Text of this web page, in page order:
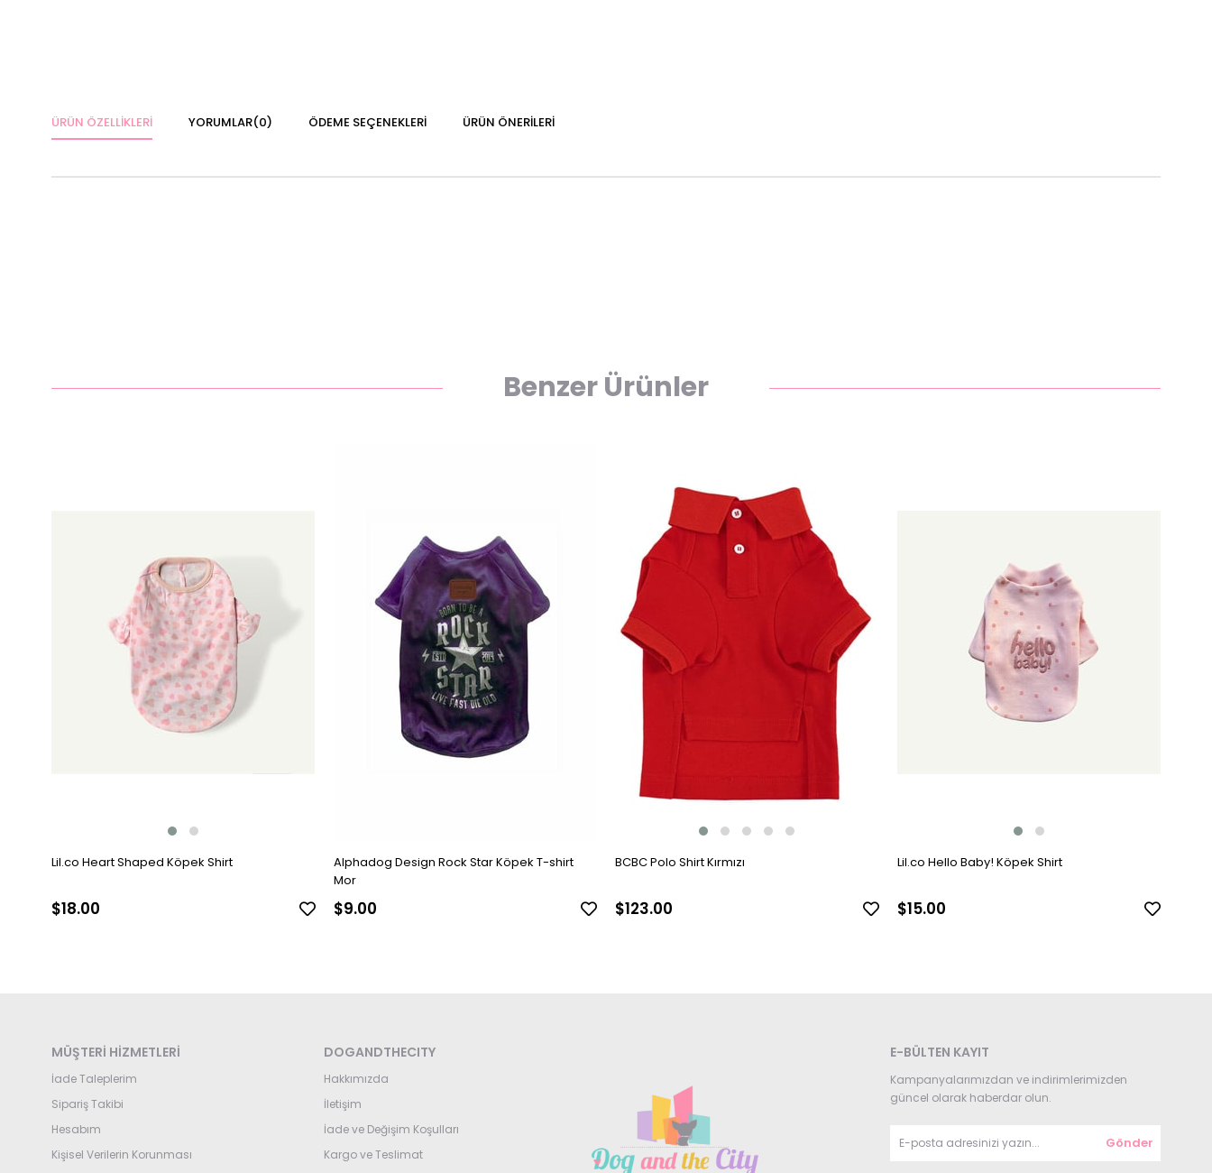
ÜRÜN ÖZELLIKLERI YORUMLAR(0) ÖDEME SEÇENEKLERI ÜRÜN ÖNERILERI
Benzer Ürünler
Lil.co Heart Shaped Köpek Shirt
$18.00
Alphadog Design Rock Star Köpek T-shirt
Mor
$9.00
BCBC Polo Shirt Kırmızı
$123.00
Lil.co Hello Baby! Köpek Shirt
$15.00
MÜŞTERİ HİZMETLERİ
İade Taleplerim
Sipariş Takibi
Hesabım
Kişisel Verilerin Korunması
DOGANDTHECITY
Hakkımızda
İletişim
İade ve Değişim Koşulları
Kargo ve Teslimat
E-BÜLTEN KAYIT
Kampanyalarımızdan ve indirimlerimizden
güncel olarak haberdar olun.
Gönder